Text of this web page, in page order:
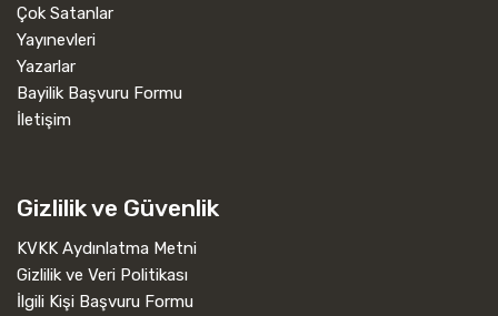
Çok Satanlar
Yayınevleri
Yazarlar
Bayilik Başvuru Formu
İletişim
Gizlilik ve Güvenlik
KVKK Aydınlatma Metni
Gizlilik ve Veri Politikası
İlgili Kişi Başvuru Formu